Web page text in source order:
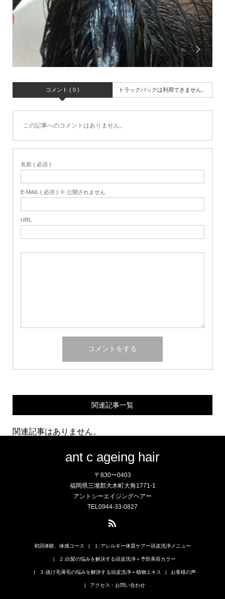
コメント ( 0 ) トラックバックは利用できません。
この記事へのコメントはありません。
名前 ( 必須 )
E-MAIL ( 必須 ) ※ 公開されません
URL
関連記事一覧
関連記事はありません。
ant c ageing hair
〒830ー0403
福岡県三潴郡大木町大角1771-1
アントシーエイジングヘアー
TEL0944-33-0827
初回体験、体感コース １:アレルギー体質ケアー頭皮洗浄メニュー
２:白髪の悩みを解決する頭皮洗浄＋予防美容カラー
３:抜け毛薄毛の悩みを解決する頭皮洗浄＋植物エキス お客様の声
アクセス・お問い合わせ